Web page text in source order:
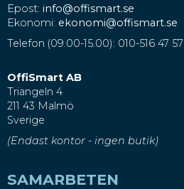
Epost: info@offismart.se
Ekonomi: ekonomi@offismart.se
Telefon (09.00-15.00): 010-516 47 57
OffiSmart AB
Triangeln 4
211 43 Malmö
Sverige
(Endast kontor - ingen butik)
SAMARBETEN